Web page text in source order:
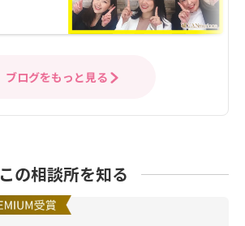
ブログをもっと見る
この相談所を知る